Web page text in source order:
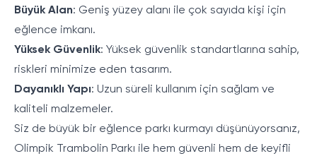
Büyük Alan: Geniş yüzey alanı ile çok sayıda kişi için
eğlence imkanı.
Yüksek Güvenlik: Yüksek güvenlik standartlarına sahip,
riskleri minimize eden tasarım.
Dayanıklı Yapı: Uzun süreli kullanım için sağlam ve
kaliteli malzemeler.
Siz de büyük bir eğlence parkı kurmayı düşünüyorsanız,
Olimpik Trambolin Parkı ile hem güvenli hem de keyifli